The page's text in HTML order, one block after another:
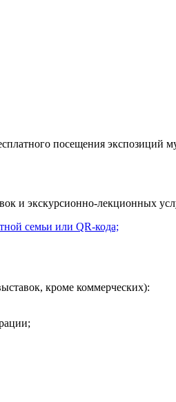
посещения экспозиций
и экскурсионно-лекционных
семьи или QR-кода;
кроме коммерческих):